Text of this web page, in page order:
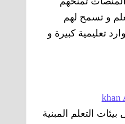
و تسمح لهم
تعليمية كبيرة و
khan
التعلم المبنية